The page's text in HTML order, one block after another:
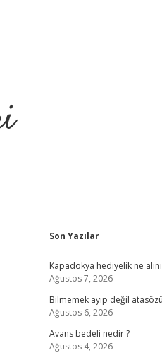
Sidebar
Son Yazılar
Kapadokya hediyelik ne
Ağustos 7, 2026
Bilmemek ayıp değil
Ağustos 6, 2026
Avans bedeli nedir ?
Ağustos 4, 2026